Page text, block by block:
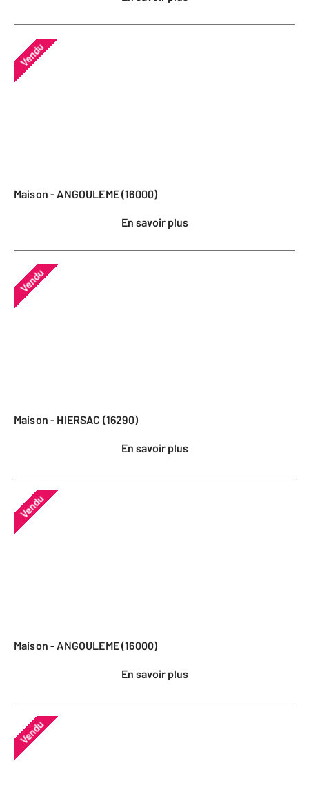
Vendu
Maison - ANGOULEME (16000)
En savoir plus
Vendu
Maison - HIERSAC (16290)
En savoir plus
Vendu
Maison - ANGOULEME (16000)
En savoir plus
Vendu